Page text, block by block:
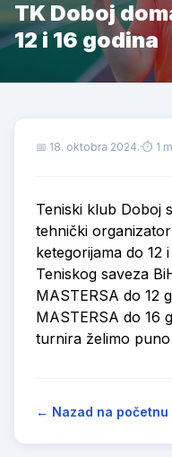
TK Doboj
12 i 16 godina
📅 18. oktobra 2024.·⏱ 1
Teniski klub Doboj
tehnički
ketegorijama do 12
Teniskog saveza
MASTERSA do 12
MASTERSA do 16
turnira želimo
← Nazad na početnu